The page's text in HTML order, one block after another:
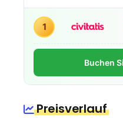
1
Buchen
Preisverlauf